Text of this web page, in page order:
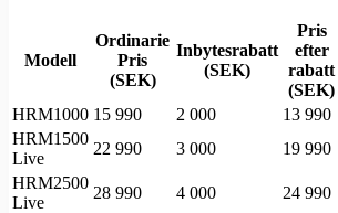
Modell
Ordinarie
Pris
(SEK)
Inbytesrabatt
(SEK)
Pris
efter
rabatt
(SEK)
HRM1000 15 990 2 000
13 990
HRM1500
Live
22 990 3 000
19 990
HRM2500
Live
28 990 4 000
24 990